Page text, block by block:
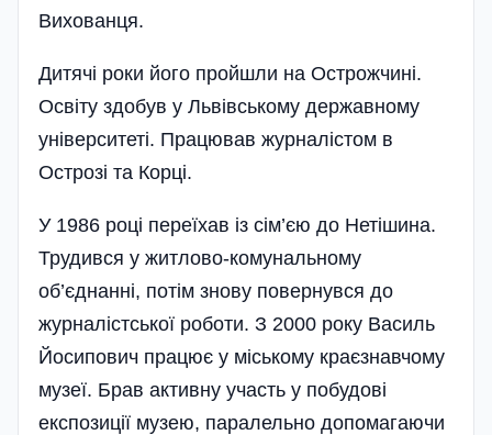
Вихованця.
Дитячі роки його пройшли на Острожчині.
Освіту здобув у Львів­ському державному
університеті. Працював журналістом в
Острозі та Корці.
У 1986 році переїхав із сім’єю до Нетішина.
Трудився у житлово-комунальному
об’єднанні, потім знову повернувся до
журналістської роботи. З 2000 року Василь
Йосипович працює у міському краєзнавчому
музеї. Брав активну участь у побудові
експозиції музею, паралельно допомагаючи